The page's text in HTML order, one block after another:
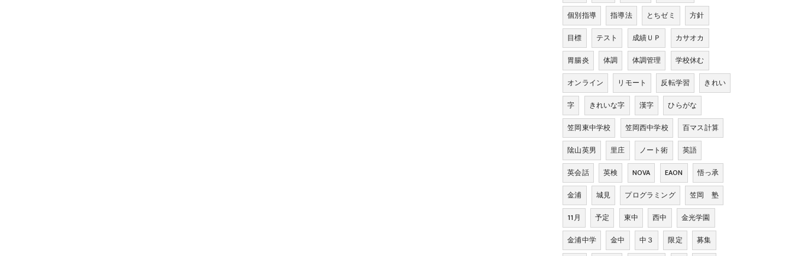
個別指導
指導法 とちゼミ
方針
目標
テスト 成績ＵＰ
カサオカ
胃腸炎
体調 体調管理
学校休む
オンライン
リモート 反転学習
きれい
字
きれいな字 漢字
ひらがな
笠岡東中学校
笠岡西中学校
百マス計算
隂山英男
里庄 ノート術
英語
英会話
英検 NOVA EAON
悟っ承
金浦
城見 プログラミング
笠岡 塾
11月
予定 東中 西中
金光学園
金浦中学
金中 中３ 限定
募集